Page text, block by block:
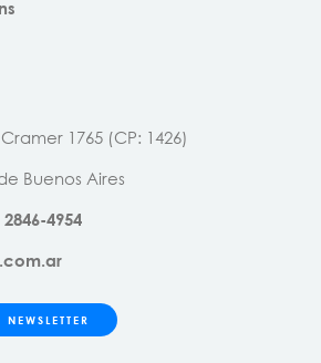
1765 (CP: 1426)
Buenos Aires
2846-4954